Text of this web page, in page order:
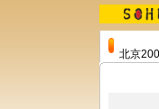
北京